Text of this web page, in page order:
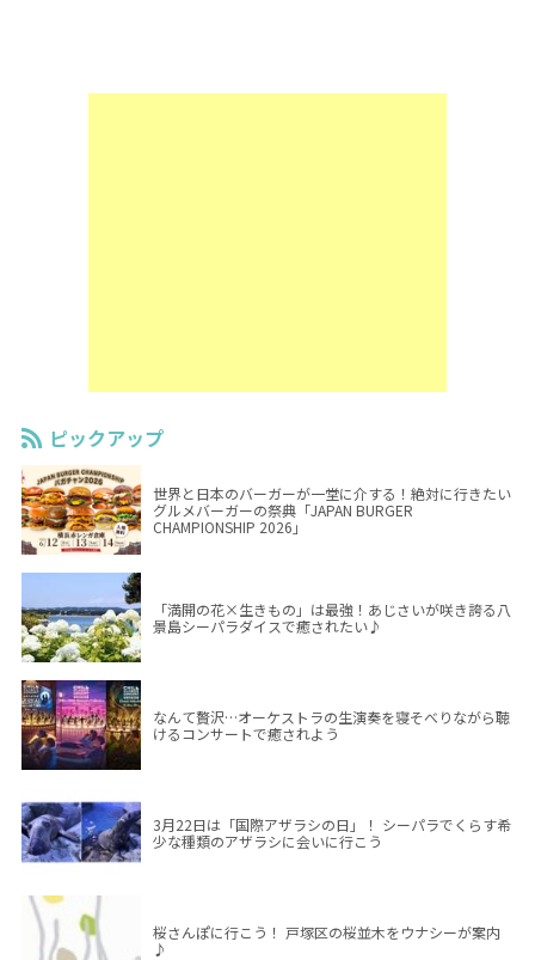
ピックアップ
世界と日本のバーガーが一堂に介する！絶対に行きたい
グルメバーガーの祭典「JAPAN BURGER
CHAMPIONSHIP 2026」
「満開の花×生きもの」は最強！あじさいが咲き誇る八
景島シーパラダイスで癒されたい♪
なんて贅沢…オーケストラの生演奏を寝そべりながら聴
けるコンサートで癒されよう
3月22日は「国際アザラシの日」！ シーパラでくらす希
少な種類のアザラシに会いに行こう
桜さんぽに行こう！ 戸塚区の桜並木をウナシーが案内
♪